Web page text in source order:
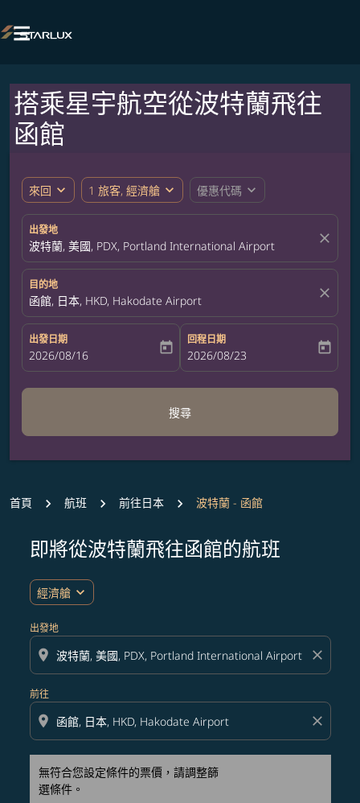

搭乘星宇航空從波特蘭飛往
函館
來回 expand_more 1 旅客, 經濟艙 expand_more 優惠代碼 expand_more
出發地
波特蘭, 美國, PDX, Portland International Airport close
目的地
函館, 日本, HKD, Hakodate Airport close
出發日期
fc-booking-departure-date-aria-label
2026/08/16 today
回程日期
fc-booking-return-date-aria-label
2026/08/23 today
搜尋
首頁 航班 前往日本 波特蘭 - 函館
即將從波特蘭飛往函館的航班
經濟艙 expand_more
出發地
location_on close
前往
location_on close
無符合您設定條件的票價，請調整篩
選條件。
無符合您設定條件的票價，請調整篩選條件。